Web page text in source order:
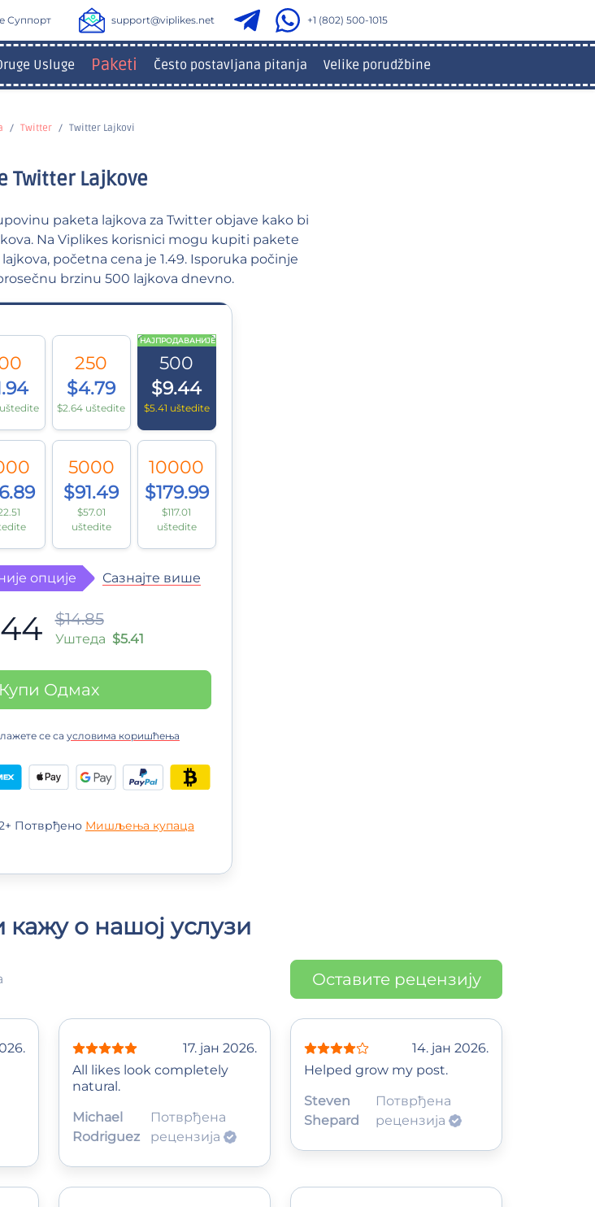
Суппорт support@viplikes.net +1 (802) 500-1015
Usluge Paketi Često postavljana pitanja Velike porudžbine
Twitter Twitter Lajkovi
Twitter Lajkove
paketa lajkova za Twitter objave kako bi
Na Viplikes korisnici mogu kupiti pakete
početna cena je 1.49. Isporuka počinje
brzinu 500 lajkova dnevno.
uštedite
250
$4.79
$2.64 uštedite
НАЈПРОДАВАНИЈЕ
500
$9.44
$5.41 uštedite
5000
$91.49
$57.01
uštedite
10000
$179.99
$117.01
uštedite
опције Сазнајте више
$14.85
Уштеда $5.41
Купи Одмах
се са условима коришћења
Потврђено Мишљења купаца
кажу о нашој услузи
Оставите рецензију
17. јан 2026.
All likes look completely
natural.
Michael
Rodriguez
Потврђена
рецензија
14. јан 2026.
Helped grow my post.
Steven
Shepard
Потврђена
рецензија